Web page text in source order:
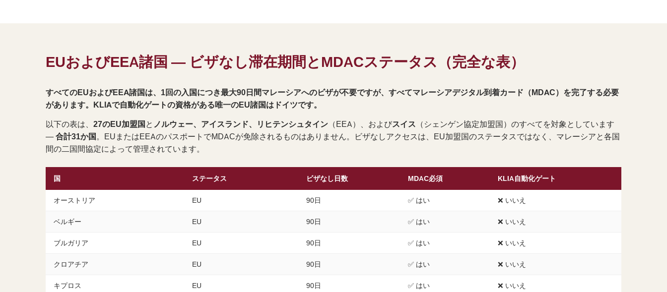
EUおよびEEA諸国 — ビザなし滞在期間とMDACステータス（完全な表）
すべてのEUおよびEEA諸国は、1回の入国につき最大90日間マレーシアへのビザが不要ですが、すべてマレーシアデジタル到着カード（MDAC）を完了する必要
があります。KLIAで自動化ゲートの資格がある唯一のEU諸国はドイツです。
以下の表は、 27のEU加盟国と ノルウェー、アイスランド、リヒテンシュタイン （EEA）、およびスイス （シェンゲン協定加盟国）のすべてを対象としています
—合計31か国。EUまたはEEAのパスポートでMDACが免除されるものはありません。ビザなしアクセスは、EU加盟国のステータスではなく、マレーシアと各国
間の二国間協定によって管理されています。
国 ステータス ビザなし日数 MDAC必須 KLIA自動化ゲート
オーストリア EU 90日 ✅ はい ❌ いいえ
ベルギー EU 90日 ✅ はい ❌ いいえ
ブルガリア EU 90日 ✅ はい ❌ いいえ
クロアチア EU 90日 ✅ はい ❌ いいえ
キプロス EU 90日 ✅ はい ❌ いいえ